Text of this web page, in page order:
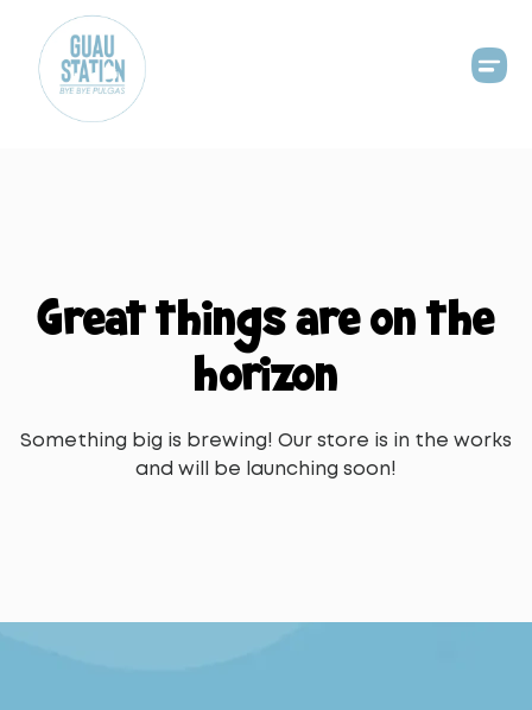
Great things are on the
horizon
Something big is brewing! Our store is in the works
and will be launching soon!